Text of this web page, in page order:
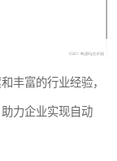
丰富的行业经验，
力企业实现自动